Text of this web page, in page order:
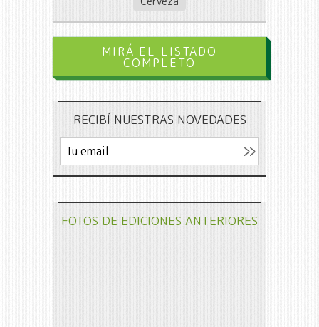
MIRÁ EL LISTADO
COMPLETO
RECIBÍ NUESTRAS NOVEDADES
FOTOS DE EDICIONES ANTERIORES